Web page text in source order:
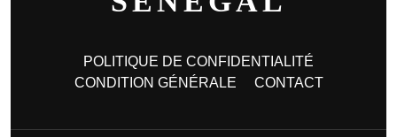
POLITIQUE DE CONFIDENTIALITÉ
CONDITION GÉNÉRALE
CONTACT